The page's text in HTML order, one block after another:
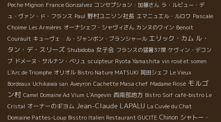
Peche Mignon France Gonzalvez コンセプション・加藤さん ラ・ルビュー・デ
ュ・ヴァン・ド・フランス Paul 野村ユニソン社長 エマニュエル・ルロワ Pascale
Choime Les Armières オーナシェフ・シャヴィさん カンヌのワイン Benoit
Courault キューヴェ ル・ジャンボン・ブランシャール エリック・カム ル・
タン・デ・スリーズ Shubidoba 女子会 フランスの猛暑37度 ケヴィン・デコン
ブ ドメーヌ・サルナン・ベリュ sculpteur Ryota Yamashita vin rosé et somen
L'Arc de Triomphe オリオル Bistro Nature MATSUKI 岡田シェフ Le Vieux
Bordeaux Uchikawa san Aveyron Cachette Masa chef Madame Rosé モルゴ
ン村 Camel Domaine Ad Vium L'Angevin 西南部地方 Bistro Soif café-bistro Le
Cristal オーナーのギヨム Jean-Claude LAPALU La Cuvée du Chat
Domaine Pattes-Loup Bisstro Italien Restaurant GUCITE Chinon シャトー・